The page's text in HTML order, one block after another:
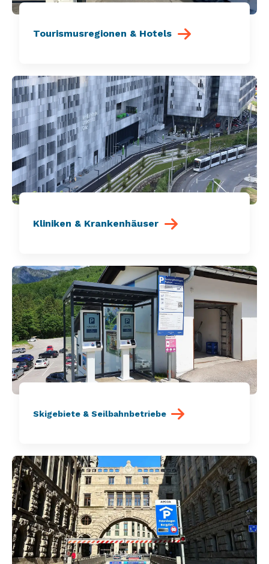
Tourismusregionen & Hotels
Kliniken & Krankenhäuser
Skigebiete & Seilbahnbetriebe